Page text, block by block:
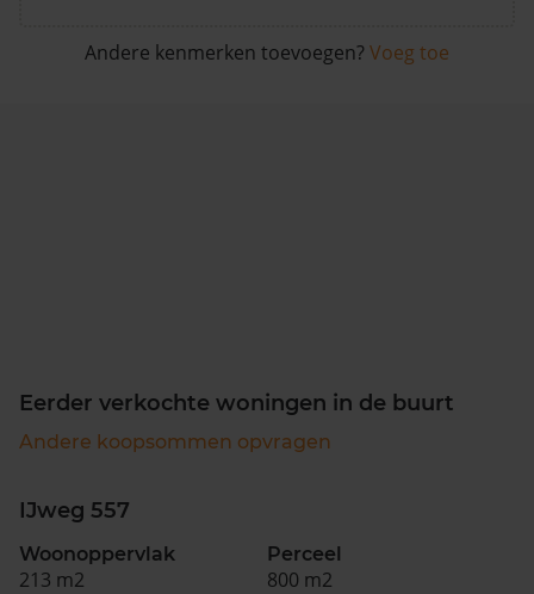
Andere kenmerken toevoegen? Voeg toe
Eerder verkochte woningen in de buurt
Andere koopsommen opvragen
IJweg 557
Woonoppervlak
213 m2
Perceel
800 m2